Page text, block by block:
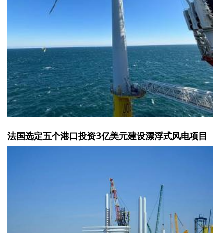
法国选定五个港口投资3亿美元建设漂浮式风电项目